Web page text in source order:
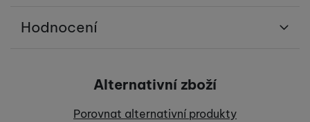
Hodnocení
Recenze
Alternativní zboží
Porovnat alternativní produkty